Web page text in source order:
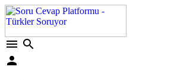
menu search
person